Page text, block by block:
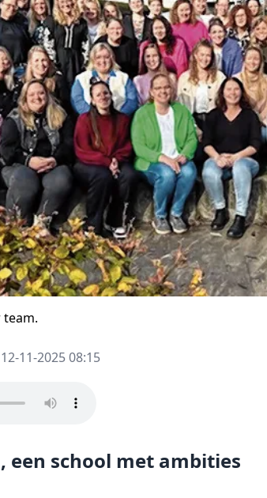
12-11-2025 08:15
een school met ambities